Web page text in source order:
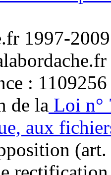
1997-
: 1109256
de la Loi n°
aux